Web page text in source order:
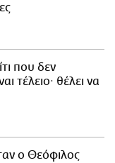
που δεν
τέλειο· θέλει να
ο Θεόφιλος